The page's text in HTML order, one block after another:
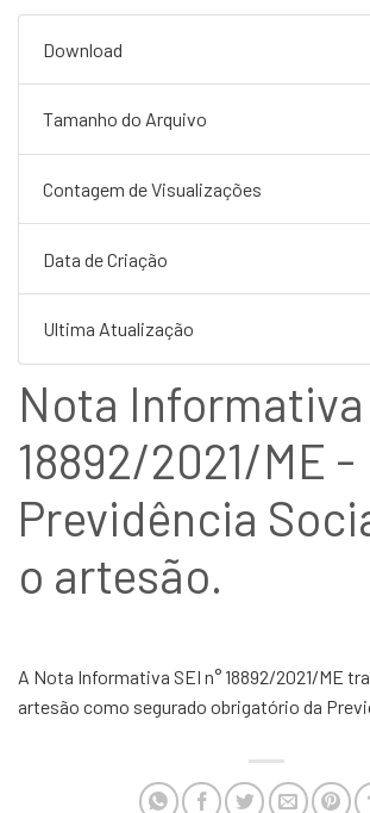
Download
Tamanho do Arquivo
Contagem de Visualizações
Data de Criação
Ultima Atualização
Nota Informativa
18892/2021/ME -
Previdência
o artesão.
A Nota Informativa SEI n° 18892/2021/ME
artesão como segurado obrigatório da